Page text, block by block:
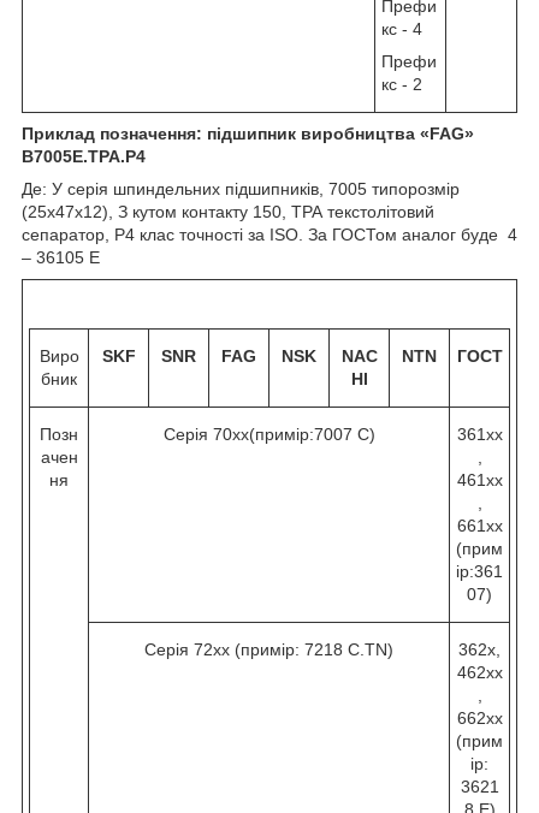
Префи
кс - 4
Префи
кс - 2
Приклад позначення: підшипник виробництва «FAG»
B7005Е.TPA.P4
Де: У серія шпиндельних підшипників, 7005 типорозмір
(25х47х12), З кутом контакту 150 , ТРА текстолітовий
сепаратор, Р4 клас точності за ISO. За ГОСТом аналог буде 4
– 36105 Е
Виро
бник
SKF SNR FAG NSK
NAC
HI
NTN ГОСТ
Позн
ачен
ня
Серія 70хх(примір:7007 C)
361хх
461хх
661хх
(прим
ір:361
07)
Серія 72хх (примір: 7218 C.TN)
362х,
462хх
662хх
(прим
ір:
3621